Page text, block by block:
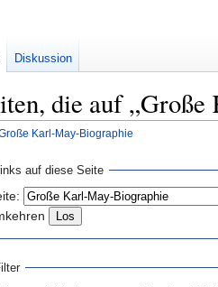
die auf
Karl-May-Biographie
auf diese Seite
Diskussion